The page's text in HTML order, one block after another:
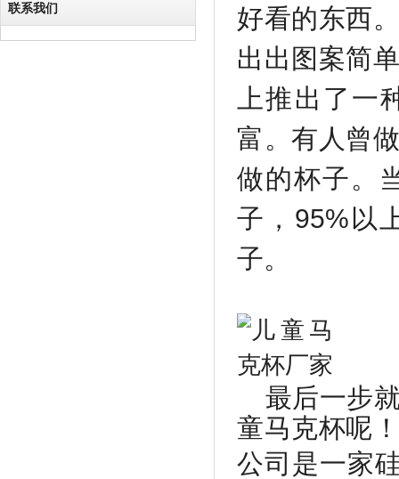
联系我们
好看的东西
出出图案简
上推出了一
富。有人曾
做的杯子。
子， 95% 以
子。
最后一步
童马克杯呢
公司是一家